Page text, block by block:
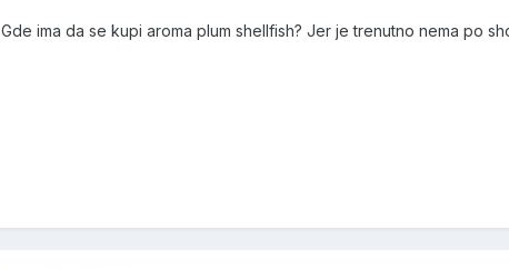
Gde ima da se kupi aroma plum shellfish? Jer je trenutno nema po